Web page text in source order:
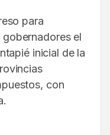
para
el
inicial de la
con